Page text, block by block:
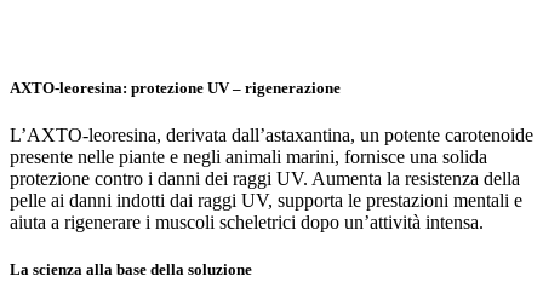
AXTO-leoresina: protezione UV – rigenerazione
L’AXTO-leoresina, derivata dall’astaxantina, un potente carotenoide
presente nelle piante e negli animali marini, fornisce una solida
protezione contro i danni dei raggi UV. Aumenta la resistenza della
pelle ai danni indotti dai raggi UV, supporta le prestazioni mentali e
aiuta a rigenerare i muscoli scheletrici dopo un’attività intensa.
La scienza alla base della soluzione